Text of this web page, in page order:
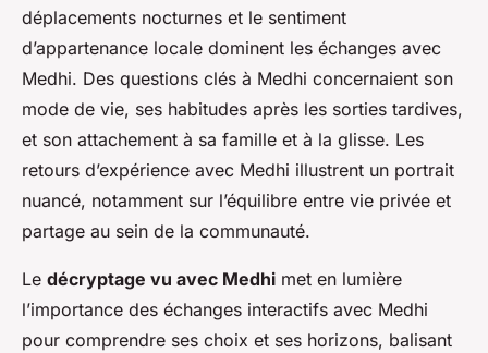
déplacements nocturnes et le sentiment
d’appartenance locale dominent les échanges avec
Medhi. Des questions clés à Medhi concernaient son
mode de vie, ses habitudes après les sorties tardives,
et son attachement à sa famille et à la glisse. Les
retours d’expérience avec Medhi illustrent un portrait
nuancé, notamment sur l’équilibre entre vie privée et
partage au sein de la communauté.
Le décryptage vu avec Medhi met en lumière
l’importance des échanges interactifs avec Medhi
pour comprendre ses choix et ses horizons, balisant